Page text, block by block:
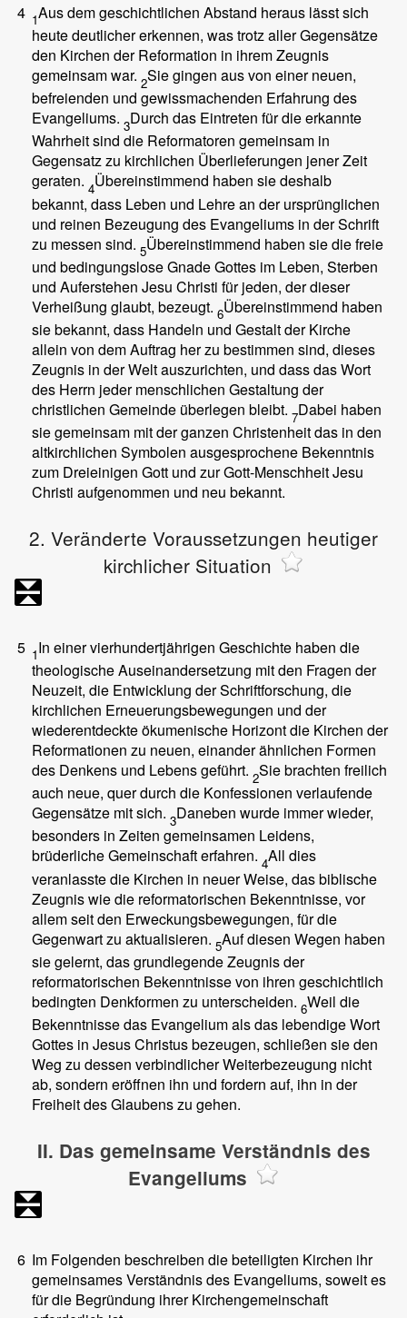
4 1Aus dem geschichtlichen Abstand heraus lässt sich
heute deutlicher erkennen, was trotz aller Gegensätze
den Kirchen der Reformation in ihrem Zeugnis
gemeinsam war. 2Sie gingen aus von einer neuen,
befreienden und gewissmachenden Erfahrung des
Evangeliums. 3Durch das Eintreten für die erkannte
Wahrheit sind die Reformatoren gemeinsam in
Gegensatz zu kirchlichen Überlieferungen jener Zeit
geraten. 4Übereinstimmend haben sie deshalb
bekannt, dass Leben und Lehre an der ursprünglichen
und reinen Bezeugung des Evangeliums in der Schrift
zu messen sind. 5Übereinstimmend haben sie die freie
und bedingungslose Gnade Gottes im Leben, Sterben
und Auferstehen Jesu Christi für jeden, der dieser
Verheißung glaubt, bezeugt. 6Übereinstimmend haben
sie bekannt, dass Handeln und Gestalt der Kirche
allein von dem Auftrag her zu bestimmen sind, dieses
Zeugnis in der Welt auszurichten, und dass das Wort
des Herrn jeder menschlichen Gestaltung der
christlichen Gemeinde überlegen bleibt.7Dabei haben
sie gemeinsam mit der ganzen Christenheit das in den
altkirchlichen Symbolen ausgesprochene Bekenntnis
zum Dreieinigen Gott und zur Gott-Menschheit Jesu
Christi aufgenommen und neu bekannt.
2. Veränderte Voraussetzungen heutiger
kirchlicher Situation
5 1In einer vierhundertjährigen Geschichte haben die
theologische Auseinandersetzung mit den Fragen der
Neuzeit, die Entwicklung der Schriftforschung, die
kirchlichen Erneuerungsbewegungen und der
wiederentdeckte ökumenische Horizont die Kirchen der
Reformationen zu neuen, einander ähnlichen Formen
des Denkens und Lebens geführt. 2Sie brachten freilich
auch neue, quer durch die Konfessionen verlaufende
Gegensätze mit sich. 3Daneben wurde immer wieder,
besonders in Zeiten gemeinsamen Leidens,
brüderliche Gemeinschaft erfahren. 4All dies
veranlasste die Kirchen in neuer Weise, das biblische
Zeugnis wie die reformatorischen Bekenntnisse, vor
allem seit den Erweckungsbewegungen, für die
Gegenwart zu aktualisieren. 5Auf diesen Wegen haben
sie gelernt, das grundlegende Zeugnis der
reformatorischen Bekenntnisse von ihren geschichtlich
bedingten Denkformen zu unterscheiden. 6Weil die
Bekenntnisse das Evangelium als das lebendige Wort
Gottes in Jesus Christus bezeugen, schließen sie den
Weg zu dessen verbindlicher Weiterbezeugung nicht
ab, sondern eröffnen ihn und fordern auf, ihn in der
Freiheit des Glaubens zu gehen.
II. Das gemeinsame Verständnis des
Evangeliums
6 Im Folgenden beschreiben die beteiligten Kirchen ihr
gemeinsames Verständnis des Evangeliums, soweit es
für die Begründung ihrer Kirchengemeinschaft